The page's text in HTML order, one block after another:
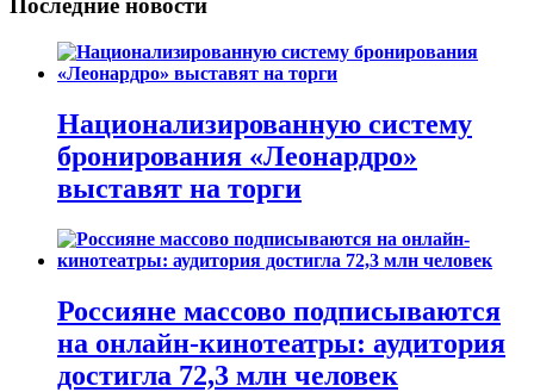
Последние новости
Национализированную систему
бронирования «Леонардро»
выставят на торги
Россияне массово подписываются
на онлайн-кинотеатры: аудитория
достигла 72,3 млн человек